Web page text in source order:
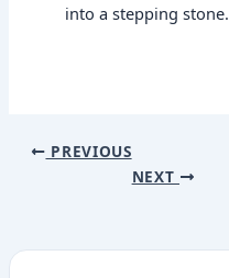
into a stepping stone.
PREVIOUS
NEXT